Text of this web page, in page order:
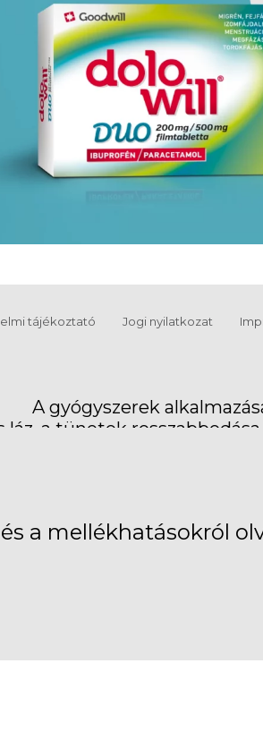
tájékoztató Jogi nyilatkozat
A gyógyszerek
láz, a tünetek
a mellékhatásokról